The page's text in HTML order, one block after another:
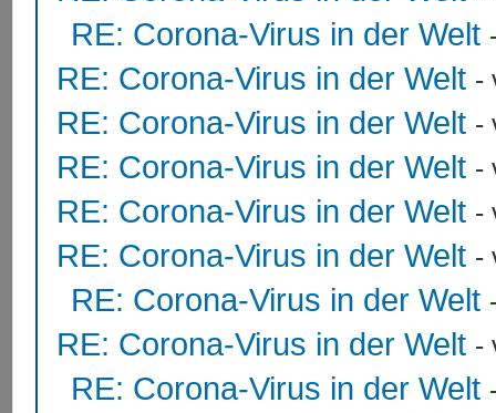
RE: Corona-Virus in der Welt
RE: Corona-Virus in der Welt -
RE: Corona-Virus in der Welt -
RE: Corona-Virus in der Welt -
RE: Corona-Virus in der Welt -
RE: Corona-Virus in der Welt -
RE: Corona-Virus in der Welt
RE: Corona-Virus in der Welt -
RE: Corona-Virus in der Welt